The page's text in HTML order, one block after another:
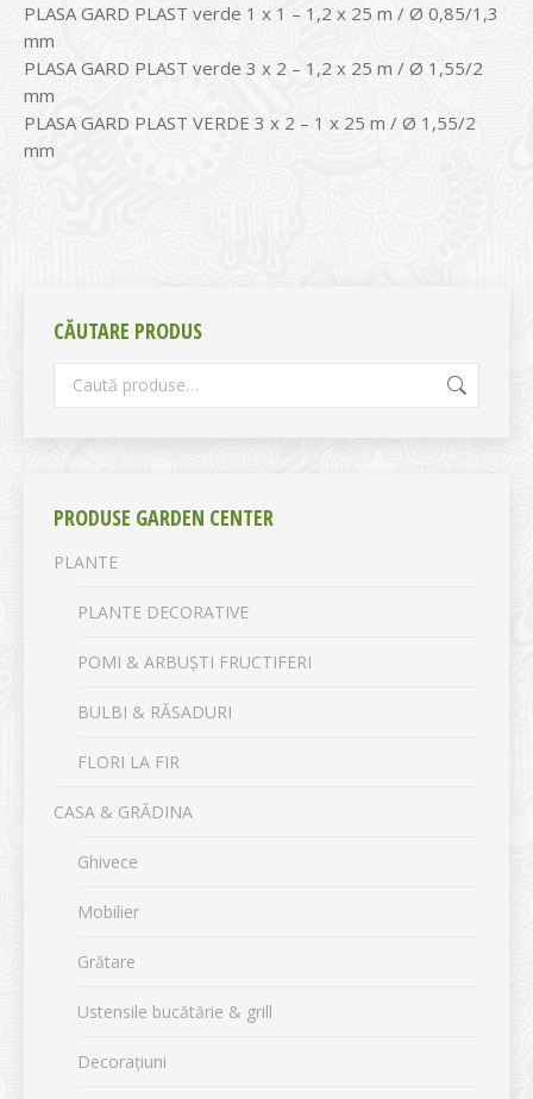
PLASA GARD PLAST verde 1 x 1 – 1,2 x 25 m / Ø 0,85/1,3
mm
PLASA GARD PLAST verde 3 x 2 – 1,2 x 25 m / Ø 1,55/2
mm
PLASA GARD PLAST VERDE 3 x 2 – 1 x 25 m / Ø 1,55/2
mm
CĂUTARE PRODUS
PRODUSE GARDEN CENTER
PLANTE
PLANTE DECORATIVE
POMI & ARBUȘTI FRUCTIFERI
BULBI & RĂSADURI
FLORI LA FIR
CASA & GRĂDINA
Ghivece
Mobilier
Grătare
Ustensile bucătărie & grill
Decorațiuni